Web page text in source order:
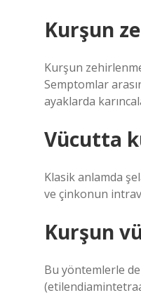
Kurşun
Kurşun
Semptomlar
ayaklarda
Vücutta
Klasik anlamda
ve çinkonun
Kurşun
Bu yöntemlerle